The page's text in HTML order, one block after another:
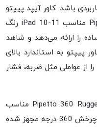
باشد. کاور آیپد پیپتو
مدل Pipetto 360 Rugged Folio Case مناسب iPad 10-11 رنگ
را ارائه می‌دهد و شاهد
پیپتو به استاندارد بالای
عواملی مثل ضربه، فشار
کاور آیپد پیپتو مدل Pipetto 360 Rugged Folio Case مناسب
iPad 10-11 رنگ آبی تیره به قابلیت چرخش 360 درجه مجهز شده